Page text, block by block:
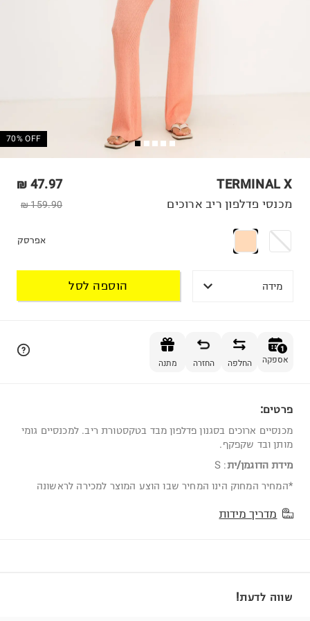
70% OFF
TERMINAL X
47.97 ₪
159.90 ₪ מכנסי פדלפון ריב ארוכים
אפרסק
מידה הוספה לסל
1
אספקה החלפה החזרה מתנה
פרטים:
מכנסיים ארוכים בסגנון פדלפון מבד בטקסטורת ריב. למכנסיים גומי
מותן ובד שקפקף.
מידת הדוגמן/ית:
S
*המחיר המחוק הינו המחיר שבו הוצע המוצר למכירה לראשונה
מדריך מידות
שווה לדעת!